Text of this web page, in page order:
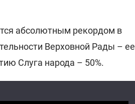
абсолютным рекордом в
Верховной Рады – ее
Слуга народа – 50%.